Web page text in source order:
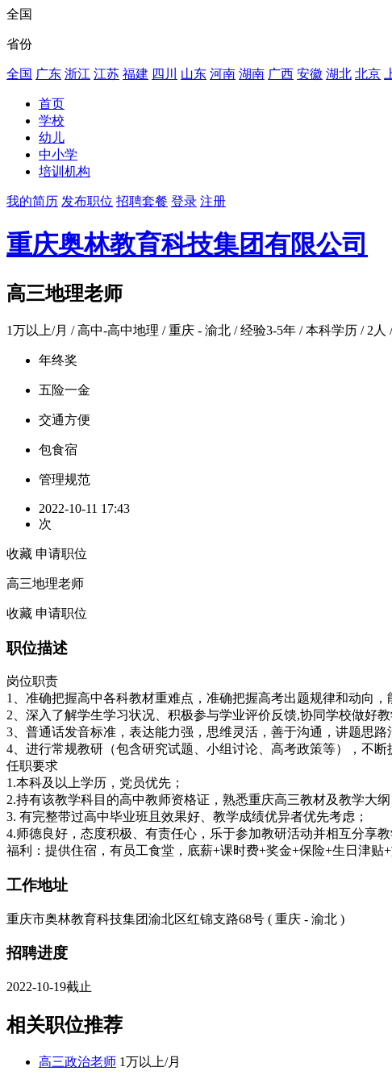
全国
省份
全国 广东 浙江 江苏 福建 四川 山东 河南 湖南 广西 安徽 湖北 北京
首页
学校
幼儿
中小学
培训机构
我的简历 发布职位 招聘套餐 登录 注册
重庆奥林教育科技集团有限公司
高三地理老师
1万以上/月 / 高中-高中地理 / 重庆 - 渝北 / 经验3-5年 / 本科学历 / 2人
年终奖
五险一金
交通方便
包食宿
管理规范
2022-10-11 17:43
次
收藏 申请职位
高三地理老师
收藏 申请职位
职位描述
岗位职责
1、准确把握高中各科教材重难点，准确把握高考出题规律和动向
2、深入了解学生学习状况、积极参与学业评价反馈,协同学校做好教
3、普通话发音标准，表达能力强，思维灵活，善于沟通，讲题思路
4、进行常规教研（包含研究试题、小组讨论、高考政策等），不断
任职要求
1.本科及以上学历，党员优先；
2.持有该教学科目的高中教师资格证，熟悉重庆高三教材及教学大纲
3. 有完整带过高中毕业班且效果好、教学成绩优异者优先考虑；
4.师德良好，态度积极、有责任心，乐于参加教研活动并相互分享
福利：提供住宿，有员工食堂，底薪+课时费+奖金+保险+生日津贴
工作地址
重庆市奥林教育科技集团渝北区红锦支路68号 ( 重庆 - 渝北 )
招聘进度
2022-10-19截止
相关职位推荐
高三政治老师 1万以上/月